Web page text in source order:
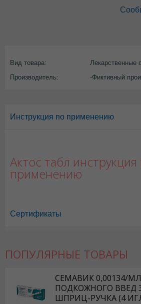
Вид товара:
Лекарственные
Производитель:
-Фиктивный
Инструкция по применению
Актос табл инструкция
применению
Сертификаты
ПОПУЛЯРНЫЕ ТОВАРЫ
СЕМАВИК 0,00134/
ПОДКОЖНОГО ВВЕД
ШПРИЦ-РУЧКА (4